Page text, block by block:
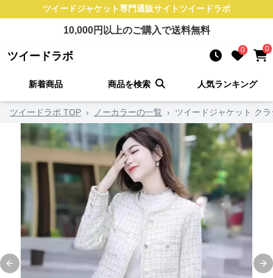
ツイードジャケット専門通販サイト ツイードラボ
10,000円以上のご購入で送料無料
ツイードラボ 0 0
新着商品 商品を検索 人気ランキング
ツイードラボ TOP › ノーカラーの一覧 › ツイードジャケット ク
Previous slide